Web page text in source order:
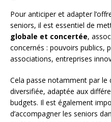
Pour anticiper et adapter
seniors, il est essentiel de
globale et concertée,
concernés : pouvoirs publics,
associations, entreprises
Cela passe notamment par le
diversifiée, adaptée aux
budgets. Il est également
d’accompagner les seniors